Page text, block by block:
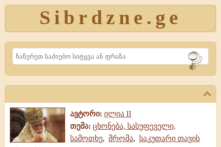
Sibrdzne.ge
Search
ავტორი: ილია II
თემა: ცხონება, სასუფეველი,
სამოთხე, შრომა, საკუთარი თავის